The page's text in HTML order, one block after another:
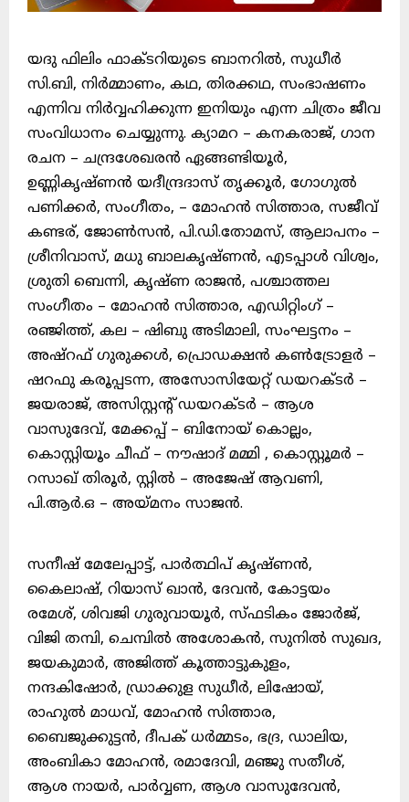
യദു ഫിലിം ഫാക്ടറിയുടെ ബാനറിൽ, സുധീർ
സി.ബി, നിർമ്മാണം, കഥ, തിരക്കഥ, സംഭാഷണം
എന്നിവ നിർവ്വഹിക്കുന്ന ഇനിയും എന്ന ചിത്രം ജീവ
സംവിധാനം ചെയ്യുന്നു. ക്യാമറ – കനകരാജ്, ഗാന
രചന – ചന്ദ്രശേഖരൻ ഏങ്ങണ്ടിയൂർ,
ഉണ്ണികൃഷ്ണൻ യദീന്ദ്രദാസ് തൃക്കൂർ, ഗോഗുൽ
പണിക്കർ, സംഗീതം, – മോഹൻ സിത്താര, സജീവ്
കണ്ടര്, ജോൺസൻ, പി.ഡി.തോമസ്, ആലാപനം –
ശ്രീനിവാസ്, മധു ബാലകൃഷ്ണൻ, എടപ്പാൾ വിശ്വം,
ശ്രുതി ബെന്നി, കൃഷ്ണ രാജൻ, പശ്ചാത്തല
സംഗീതം – മോഹൻ സിത്താര, എഡിറ്റിംഗ് –
രഞ്ജിത്ത്, കല – ഷിബു അടിമാലി, സംഘട്ടനം –
അഷ്റഫ് ഗുരുക്കൾ, പ്രൊഡക്ഷൻ കൺട്രോളർ –
ഷറഫു കരൂപ്പടന്ന, അസോസിയേറ്റ് ഡയറക്ടർ –
ജയരാജ്, അസിസ്റ്റന്റ് ഡയറക്ടർ – ആശ
വാസുദേവ്, മേക്കപ്പ് – ബിനോയ് കൊല്ലം,
കൊസ്റ്റിയൂം ചീഫ് – നൗഷാദ് മമ്മി , കൊസ്റ്റൂമർ –
റസാഖ് തിരൂർ, സ്റ്റിൽ – അജേഷ് ആവണി,
പി.ആർ.ഒ – അയ്മനം സാജൻ.
സനീഷ് മേലേപ്പാട്ട്, പാർത്ഥിപ് കൃഷ്ണൻ,
കൈലാഷ്, റിയാസ് ഖാൻ, ദേവൻ, കോട്ടയം
രമേശ്, ശിവജി ഗുരുവായൂർ, സ്ഫടികം ജോർജ്,
വിജി തമ്പി, ചെമ്പിൽ അശോകൻ, സുനിൽ സുഖദ,
ജയകുമാർ, അജിത്ത് കൂത്താട്ടുകുളം,
നന്ദകിഷോർ, ഡ്രാക്കുള സുധീർ, ലിഷോയ്,
രാഹുൽ മാധവ്, മോഹൻ സിത്താര,
ബൈജുക്കുട്ടൻ, ദീപക് ധർമ്മടം, ഭദ്ര, ഡാലിയ,
അംബികാ മോഹൻ, രമാദേവി, മഞ്ജു സതീശ്,
ആശ നായർ, പാർവ്വണ, ആശ വാസുദേവൻ,